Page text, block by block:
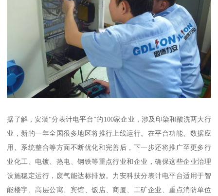
据了解，安装“分表计电平台”的100家企业，涉及印染和酸洗两大行
业，新的一年全国很多地区将推行上线运行。在平台功能、数据应
用、系统整合等方面不断优化和完善后，下一步还将推广至更多行
业化工、电镀、热电、钢铁等重点行业和企业，确保这些企业治理
设施稳定运行，废气能达标排放。力安科技分表计电平台适用于智
能楼宇、高层公寓、宾馆、饭店、商厦、工矿企业、重点消防单位